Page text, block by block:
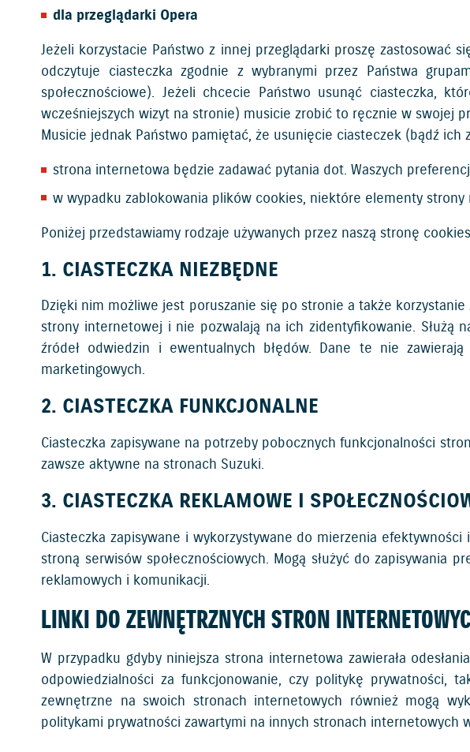
dla przeglądarki Opera
Jeżeli korzystacie Państwo z innej przeglądarki proszę zastosować
odczytuje ciasteczka zgodnie z wybranymi przez Państwa
społecznościowe). Jeżeli chcecie Państwo usunąć ciasteczka,
wcześniejszych wizyt na stronie) musicie zrobić to ręcznie w swojej
Musicie jednak Państwo pamiętać, że usunięcie ciasteczek (bądź ich
strona internetowa będzie zadawać pytania dot. Waszych
w wypadku zablokowania plików cookies, niektóre elementy strony
Poniżej przedstawiamy rodzaje używanych przez naszą stronę
1. CIASTECZKA NIEZBĘDNE
Dzięki nim możliwe jest poruszanie się po stronie a także
strony internetowej i nie pozwalają na ich zidentyfikowanie. Służą
źródeł odwiedzin i ewentualnych błędów. Dane te nie
marketingowych.
2. CIASTECZKA FUNKCJONALNE
Ciasteczka zapisywane na potrzeby pobocznych funkcjonalności
zawsze aktywne na stronach Suzuki.
3. CIASTECZKA REKLAMOWE I
Ciasteczka zapisywane i wykorzystywane do mierzenia
stroną serwisów społecznościowych. Mogą służyć do zapisywania
reklamowych i komunikacji.
LINKI DO ZEWNĘTRZNYCH STRON
W przypadku gdyby niniejsza strona internetowa zawierała
odpowiedzialności za funkcjonowanie, czy politykę prywatności,
zewnętrzne na swoich stronach internetowych również mogą
politykami prywatności zawartymi na innych stronach internetowych